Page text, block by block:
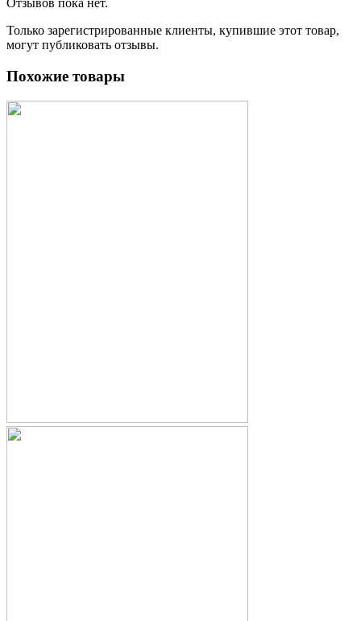
Отзывов пока нет.
Только зарегистрированные клиенты, купившие этот товар,
могут публиковать отзывы.
Похожие товары